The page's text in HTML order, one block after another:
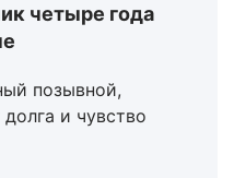
четыре года
позывной,
и чувство